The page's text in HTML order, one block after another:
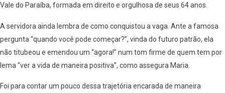
Vale do Paraíba, formada em direito e orgulhosa de seus 64 anos.
A servidora ainda lembra de como conquistou a vaga. Ante a famosa
pergunta “quando você pode começar?”, vinda do futuro patrão, ela
não titubeou e emendou um “agora!” num tom firme de quem tem por
lema “ver a vida de maneira positiva”, como assegura Maria.
Foi para contar um pouco dessa trajetória encarada de maneira